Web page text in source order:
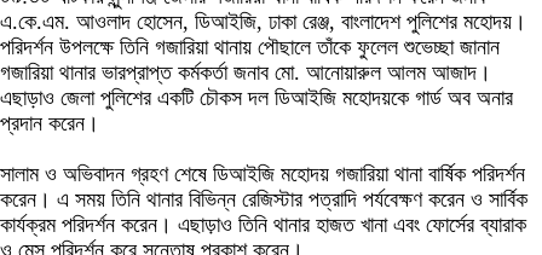
এ.কে.এম. আওলাদ হোসেন, ডিআইজি, ঢাকা রেঞ্জ, বাংলাদেশ পুলিশের মহোদয়।
পরিদর্শন উপলক্ষে তিনি গজারিয়া থানায় পৌছালে তাঁকে ফুলেল শুভেচ্ছা জানান
গজারিয়া থানার ভারপ্রাপ্ত কর্মকর্তা জনাব মো. আনোয়ারুল আলম আজাদ।
এছাড়াও জেলা পুলিশের একটি চৌকস দল ডিআইজি মহোদয়কে গার্ড অব অনার
প্রদান করেন।
সালাম ও অভিবাদন গ্রহণ শেষে ডিআইজি মহোদয় গজারিয়া থানা বার্ষিক পরিদর্শন
করেন। এ সময় তিনি থানার বিভিন্ন রেজিস্টার পত্রাদি পর্যবেক্ষণ করেন ও সার্বিক
কার্যক্রম পরিদর্শন করেন। এছাড়াও তিনি থানার হাজত খানা এবং ফোর্সের ব্যারাক